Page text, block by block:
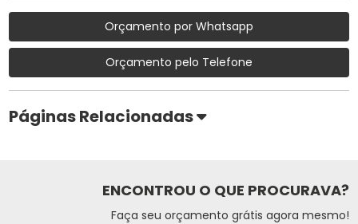
Orçamento por Whatsapp
Orçamento pelo Telefone
Páginas Relacionadas
ENCONTROU O QUE PROCURAVA?
Faça seu orçamento grátis agora mesmo!